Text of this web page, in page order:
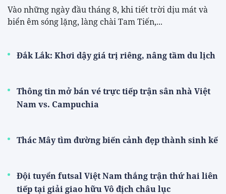
Vào những ngày đầu tháng 8, khi tiết trời dịu mát và
biển êm sóng lặng, làng chài Tam Tiến,...
Đắk Lắk: Khơi dậy giá trị riêng, nâng tầm du lịch
Thông tin mở bán vé trực tiếp trận sân nhà Việt
Nam vs. Campuchia
Thác Mây tìm đường biến cảnh đẹp thành sinh kế
Đội tuyển futsal Việt Nam thắng trận thứ hai liên
tiếp tại giải giao hữu Vô địch châu lục